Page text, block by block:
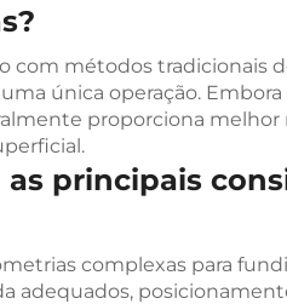
com métodos tradicionais
única operação.
proporciona melhor
as principais
complexas para
adequados,